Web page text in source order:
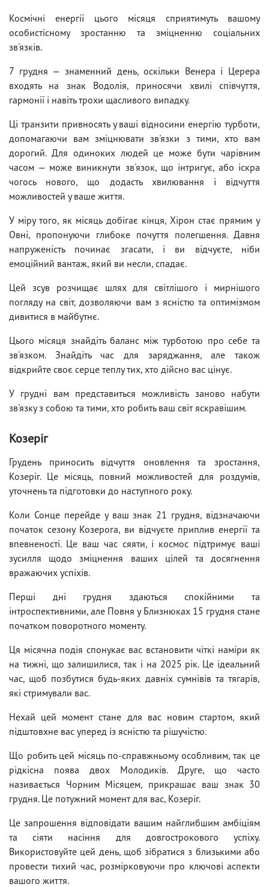
Космічні енергії цього місяця сприятимуть вашому
особистісному зростанню та зміцненню соціальних
зв'язків.
7 грудня — знаменний день, оскільки Венера і Церера
входять на знак Водолія, приносячи хвилі співчуття,
гармонії і навіть трохи щасливого випадку.
Ці транзити привносять у ваші відносини енергію турботи,
допомагаючи вам зміцнювати зв'язки з тими, хто вам
дорогий. Для одиноких людей це може бути чарівним
часом — може виникнути зв'язок, що інтригує, або іскра
чогось нового, що додасть хвилювання і відчуття
можливостей у ваше життя.
У міру того, як місяць добігає кінця, Хірон стає прямим у
Овні, пропонуючи глибоке почуття полегшення. Давня
напруженість починає згасати, і ви відчуєте, ніби
емоційний вантаж, який ви несли, спадає.
Цей зсув розчищає шлях для світлішого і мирнішого
погляду на світ, дозволяючи вам з ясністю та оптимізмом
дивитися в майбутнє.
Цього місяця знайдіть баланс між турботою про себе та
зв'язком. Знайдіть час для заряджання, але також
відкрийте своє серце теплу тих, хто дійсно вас цінує.
У грудні вам представиться можливість заново набути
зв'язку з собою та тими, хто робить ваш світ яскравішим.
Козеріг
Грудень приносить відчуття оновлення та зростання,
Козеріг. Це місяць, повний можливостей для роздумів,
уточнень та підготовки до наступного року.
Коли Сонце перейде у ваш знак 21 грудня, відзначаючи
початок сезону Козерога, ви відчуєте приплив енергії та
впевненості. Це ваш час сяяти, і космос підтримує ваші
зусилля щодо зміцнення ваших цілей та досягнення
вражаючих успіхів.
Перші дні грудня здаються спокійними та
інтроспективними, але Повня у Близнюках 15 грудня стане
початком поворотного моменту.
Ця місячна подія спонукає вас встановити чіткі наміри як
на тижні, що залишилися, так і на 2025 рік. Це ідеальний
час, щоб позбутися будь-яких давніх сумнівів та тягарів,
які стримували вас.
Нехай цей момент стане для вас новим стартом, який
підштовхне вас уперед із ясністю та рішучістю.
Що робить цей місяць по-справжньому особливим, так це
рідкісна поява двох Молодиків. Друге, що часто
називається Чорним Місяцем, прикрашає ваш знак 30
грудня. Це потужний момент для вас, Козеріг.
Це запрошення відповідати вашим найглибшим амбіціям
та сіяти насіння для довгострокового успіху.
Використовуйте цей день, щоб зібратися з близькими або
провести тихий час, розмірковуючи про ключові аспекти
вашого життя.